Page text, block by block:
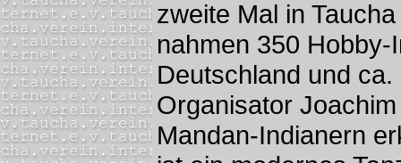
zweite Mal in
nahmen 350
Deutschland und
Organisator
Mandan-Indianern